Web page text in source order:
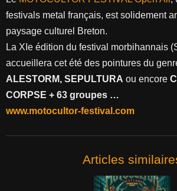
festivals metal français, est solidement
paysage culturel Breton.
La XIe édition du festival morbihannais
accueillera cet été des pointures du
ALESTORM, SEPULTURA ou encore
CORPSE + 63 groupes …
www.motocultor-festival.com
Articles